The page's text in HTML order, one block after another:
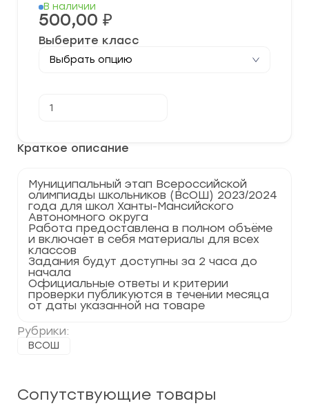
Краткое описание
Муниципальный этап Всероссийской
олимпиады школьников (ВсОШ) 2023/2024
года для школ Ханты-Мансийского
Автономного округа
Работа предоставлена в полном объёме
и включает в себя материалы для всех
классов
Задания будут доступны за 2 часа до
начала
Официальные ответы и критерии
проверки публикуются в течении месяца
от даты указанной на товаре
Рубрики:
ВСОШ
В наличии
500,00 ₽
Выберите класс
товара
этап
по
2024
г.
ХМАО
86
регион
Сопутствующие товары